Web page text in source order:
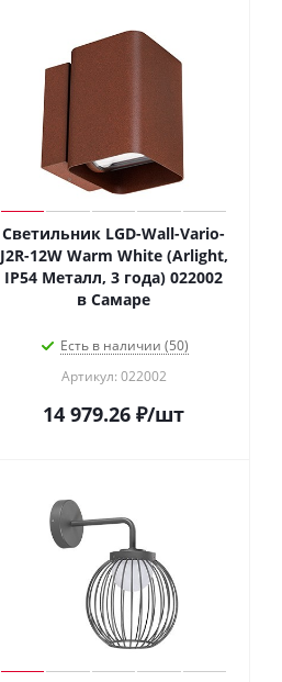
Светильник LGD-Wall-Vario-
J2R-12W Warm White (Arlight,
IP54 Металл, 3 года) 022002
в Самаре
Есть в наличии (50)
Артикул: 022002
14 979.26 ₽/шт